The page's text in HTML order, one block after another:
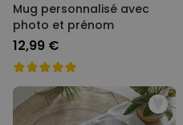
Mug personnalisé avec
photo et prénom
12,99 €